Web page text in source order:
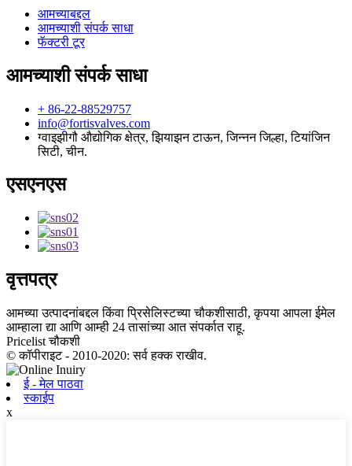
आमच्याबद्दल
आमच्याशी संपर्क साधा
फॅक्टरी टूर
आमच्याशी संपर्क साधा
+ 86-22-88529757
info@fortisvalves.com
ग्वाइझीगौ औद्योगिक क्षेत्र, झियाझन टाऊन, जिन्नन जिल्हा, टियांजिन
सिटी, चीन.
एसएनएस
वृत्तपत्र
आमच्या उत्पादनांबद्दल किंवा प्रिसेलिस्टच्या चौकशीसाठी, कृपया आपला ईमेल
आम्हाला द्या आणि आम्ही 24 तासांच्या आत संपर्कात राहू.
Pricelist चौकशी
© कॉपीराइट - 2010-2020: सर्व हक्क राखीव.
ई - मेल पाठवा
स्काईप
x